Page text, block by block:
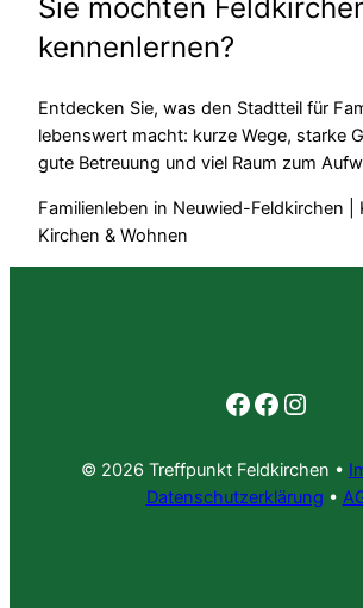
Sie möchten
kennenlernen?
Entdecken Sie, was den Stadtteil für
lebenswert macht: kurze Wege, starke
gute Betreuung und viel Raum zum
Familienleben in Neuwied-Feldkirchen |
Kirchen & Wohnen
Facebook
© 2026 Treffpunkt Feldkirchen •
Datenschutzerklärung •